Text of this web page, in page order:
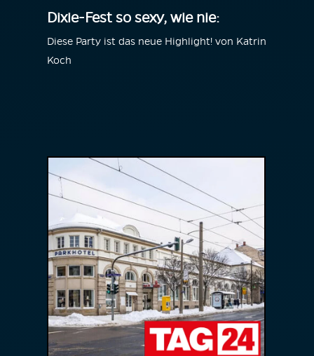
Dixie-Fest so sexy, wie nie:
Diese Party ist das neue Highlight! von Katrin
Koch